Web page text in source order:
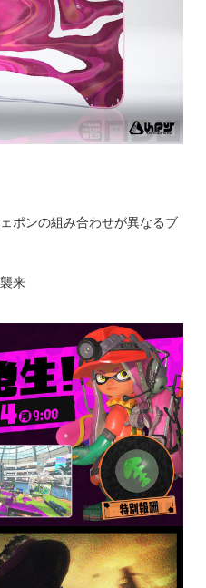
ポンの組み合わせが異なるブ
来